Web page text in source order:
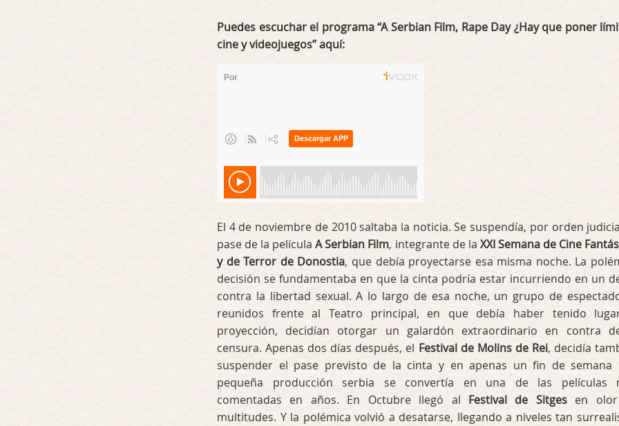
Puedes escuchar el programa “A Serbian Film, Rape Day ¿Hay que poner
cine y videojuegos” aquí:
El 4 de noviembre de 2010 saltaba la noticia. Se suspendía, por orden
pase de la películaA Serbian Film, integrante de la XXI Semana de Cine
y de Terror de Donostia, que debía proyectarse esa misma noche. La
decisión se fundamentaba en que la cinta podría estar incurriendo en un
contra la libertad sexual. A lo largo de esa noche, un grupo de
reunidos frente al Teatro principal, en que debía haber tenido
proyección, decidían otorgar un galardón extraordinario en contra
censura. Apenas dos días después, el Festival de Molins de Rei, decidía
suspender el pase previsto de la cinta y en apenas un fin de semana
pequeña producción serbia se convertía en una de las películas
comentadas en años. En Octubre llegó al Festival de Sitgesen olor
multitudes. Y la polémica volvió a desatarse, llegando a niveles tan